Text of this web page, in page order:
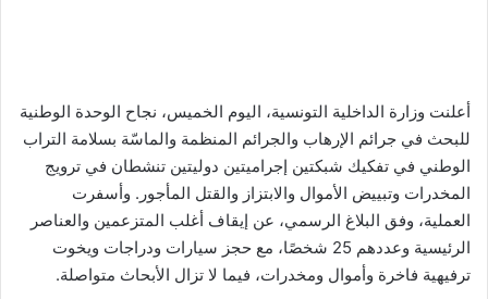
أعلنت وزارة الداخلية التونسية، اليوم الخميس، نجاح الوحدة الوطنية
للبحث في جرائم الإرهاب والجرائم المنظمة والماسّة بسلامة التراب
الوطني في تفكيك شبكتين إجراميتين دوليتين تنشطان في ترويج
المخدرات وتبييض الأموال والابتزاز والقتل المأجور. وأسفرت
العملية، وفق البلاغ الرسمي، عن إيقاف أغلب المتزعمين والعناصر
الرئيسية وعددهم 25 شخصًا، مع حجز سيارات ودراجات ويخوت
ترفيهية فاخرة وأموال ومخدرات، فيما لا تزال الأبحاث متواصلة.